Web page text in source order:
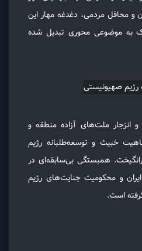
و محافل مردمی، دغدغه مهار این
به موضوعی محوری تبدیل شده
انزجار ملت‌های آزاده منطقه و
خبیث و توسعه‌طلبانه رژیم
همبستگی بی‌سابقه‌ای در
و محکومیت جنایت‌های رژیم
است.